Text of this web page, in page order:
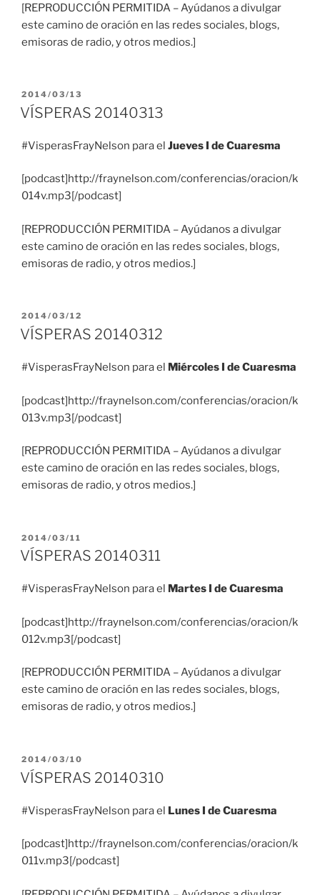
[REPRODUCCIÓN PERMITIDA – Ayúdanos a divulgar
este camino de oración en las redes sociales, blogs,
emisoras de radio, y otros medios.]
PUBLICADO
EL
2014/03/13
VÍSPERAS 20140313
#VisperasFrayNelson para el Jueves I de Cuaresma
[podcast]http://fraynelson.com/conferencias/oracion/k
014v.mp3[/podcast]
[REPRODUCCIÓN PERMITIDA – Ayúdanos a divulgar
este camino de oración en las redes sociales, blogs,
emisoras de radio, y otros medios.]
PUBLICADO
EL
2014/03/12
VÍSPERAS 20140312
#VisperasFrayNelson para el Miércoles I de Cuaresma
[podcast]http://fraynelson.com/conferencias/oracion/k
013v.mp3[/podcast]
[REPRODUCCIÓN PERMITIDA – Ayúdanos a divulgar
este camino de oración en las redes sociales, blogs,
emisoras de radio, y otros medios.]
PUBLICADO
EL
2014/03/11
VÍSPERAS 20140311
#VisperasFrayNelson para el Martes I de Cuaresma
[podcast]http://fraynelson.com/conferencias/oracion/k
012v.mp3[/podcast]
[REPRODUCCIÓN PERMITIDA – Ayúdanos a divulgar
este camino de oración en las redes sociales, blogs,
emisoras de radio, y otros medios.]
PUBLICADO
EL
2014/03/10
VÍSPERAS 20140310
#VisperasFrayNelson para el Lunes I de Cuaresma
[podcast]http://fraynelson.com/conferencias/oracion/k
011v.mp3[/podcast]